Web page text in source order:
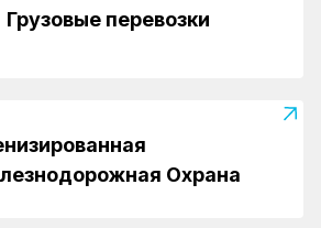
Грузовые перевозки
Охрана